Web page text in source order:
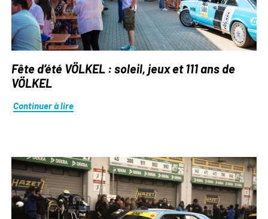
Fête d’été VÖLKEL : soleil, jeux et 111 ans de
VÖLKEL
Continuer à lire